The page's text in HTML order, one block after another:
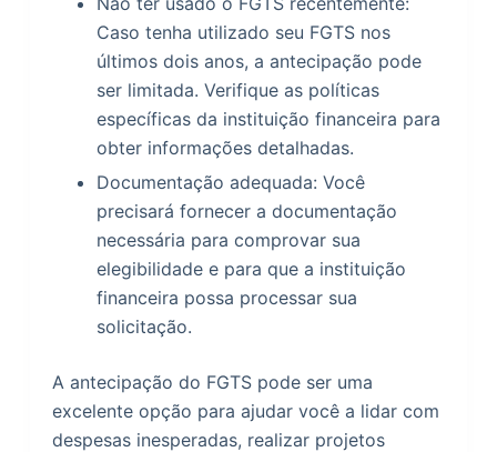
Caso tenha utilizado seu FGTS nos
últimos dois anos, a antecipação pode
ser limitada. Verifique as políticas
específicas da instituição financeira para
obter informações detalhadas.
Documentação adequada: Você
precisará fornecer a documentação
necessária para comprovar sua
elegibilidade e para que a instituição
financeira possa processar sua
solicitação.
A antecipação do FGTS pode ser uma
excelente opção para ajudar você a lidar com
despesas inesperadas, realizar projetos